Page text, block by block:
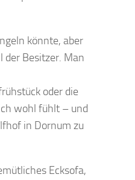
könnte, aber
der Besitzer. Man
oder die
wohl fühlt – und
in Dornum zu
Ecksofa,